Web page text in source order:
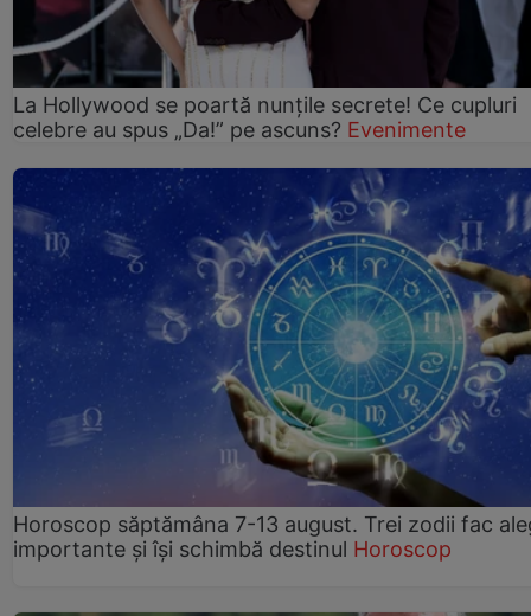
La Hollywood se poartă nunțile secrete! Ce cupluri
celebre au spus „Da!” pe ascuns? Evenimente
Horoscop săptămâna 7-13 august. Trei zodii fac
importante și își schimbă destinul Horoscop